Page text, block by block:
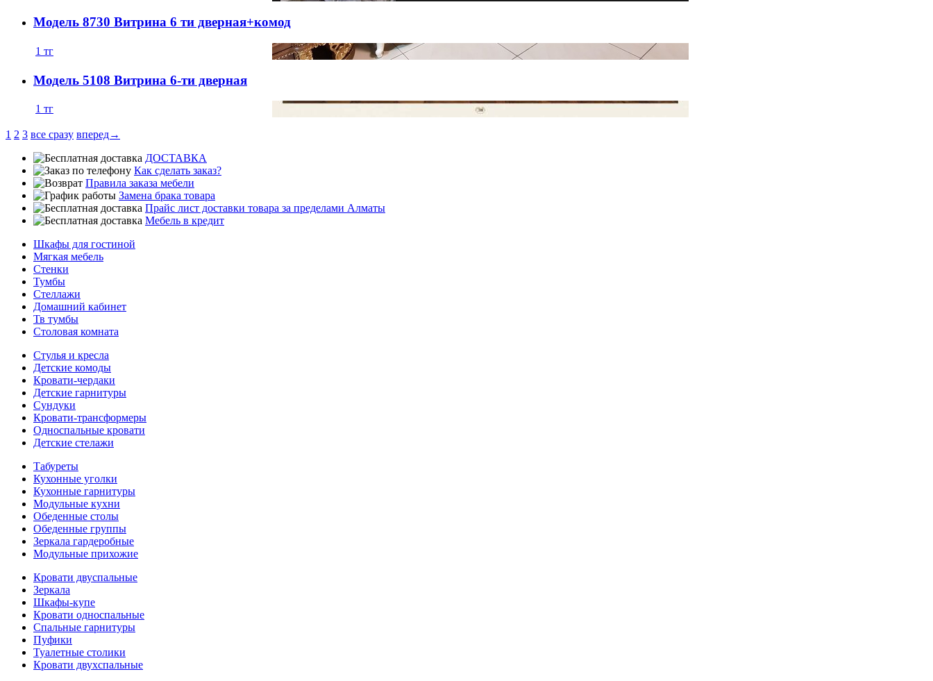
Модель 8730 Витрина 6 ти дверная+комод
1 тг
Модель 5108 Витрина 6-ти дверная
1 тг
1 2 3 все сразу вперед→
ДОСТАВКА
Как сделать заказ?
Правила заказа мебели
Замена брака товара
Прайс лист доставки товара за пределами Алматы
Мебель в кредит
Шкафы для гостиной
Мягкая мебель
Стенки
Тумбы
Стеллажи
Домашний кабинет
Тв тумбы
Столовая комната
Стулья и кресла
Детские комоды
Кровати-чердаки
Детские гарнитуры
Сундуки
Кровати-трансформеры
Односпальные кровати
Детские стелажи
Табуреты
Кухонные уголки
Кухонные гарнитуры
Модульные кухни
Обеденные столы
Обеденные группы
Зеркала гардеробные
Модульные прихожие
Кровати двуспальные
Зеркала
Шкафы-купе
Кровати односпальные
Спальные гарнитуры
Пуфики
Туалетные столики
Кровати двухспальные